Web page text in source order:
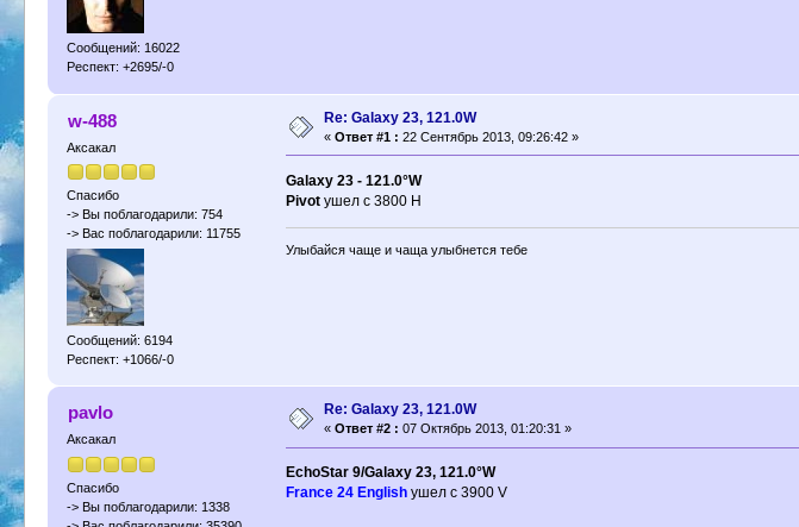
Сообщений: 16022
Респект: +2695/-0
w-488
Аксакал
Спасибо
-> Вы поблагодарили: 754
-> Вас поблагодарили: 11755
Сообщений: 6194
Респект: +1066/-0
Re: Galaxy 23, 121.0W
«Ответ #1 : 22 Сентябрь 2013, 09:26:42 »
Galaxy 23 - 121.0°W
Pivotушел с 3800 H
Улыбайся чаще и чаща улыбнется тебе
pavlo
Аксакал
Спасибо
-> Вы поблагодарили: 1338
Re: Galaxy 23, 121.0W
«Ответ #2 : 07 Октябрь 2013, 01:20:31 »
EchoStar 9/Galaxy 23, 121.0°W
France 24 Englishушел с 3900 V